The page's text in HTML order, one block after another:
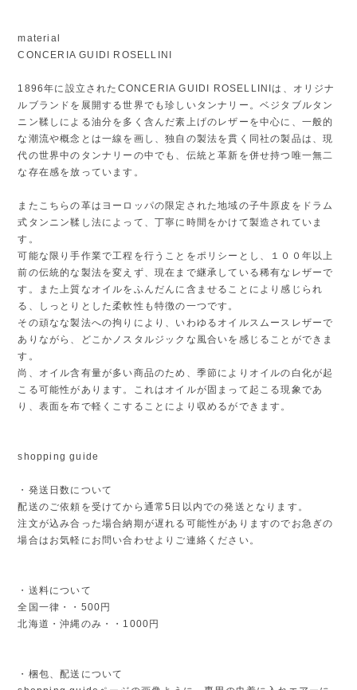
material
CONCERIA GUIDI ROSELLINI
1896年に設立されたCONCERIA GUIDI ROSELLINIは、オリジナ
ルブランドを展開する世界でも珍しいタンナリー。ベジタブルタン
ニン鞣しによる油分を多く含んだ素上げのレザーを中心に、一般的
な潮流や概念とは一線を画し、独自の製法を貫く同社の製品は、現
代の世界中のタンナリーの中でも、伝統と革新を併せ持つ唯一無二
な存在感を放っています。
またこちらの革はヨーロッパの限定された地域の子牛原皮をドラム
式タンニン鞣し法によって、丁寧に時間をかけて製造されていま
す。
可能な限り手作業で工程を行うことをポリシーとし、１００年以上
前の伝統的な製法を変えず、現在まで継承している稀有なレザーで
す。また上質なオイルをふんだんに含ませることにより感じられ
る、しっとりとした柔軟性も特徴の一つです。
その頑なな製法への拘りにより、いわゆるオイルスムースレザーで
ありながら、どこかノスタルジックな風合いを感じることができま
す。
尚、オイル含有量が多い商品のため、季節によりオイルの白化が起
こる可能性があります。これはオイルが固まって起こる現象であ
り、表面を布で軽くこすることにより収めるができます。
shopping guide
・発送日数について
配送のご依頼を受けてから通常5日以内での発送となります。
注文が込み合った場合納期が遅れる可能性がありますのでお急ぎの
場合はお気軽にお問い合わせよりご連絡ください。
・送料について
全国一律・・500円
北海道・沖縄のみ・・1000円
・梱包、配送について